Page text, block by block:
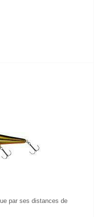
par ses distances de